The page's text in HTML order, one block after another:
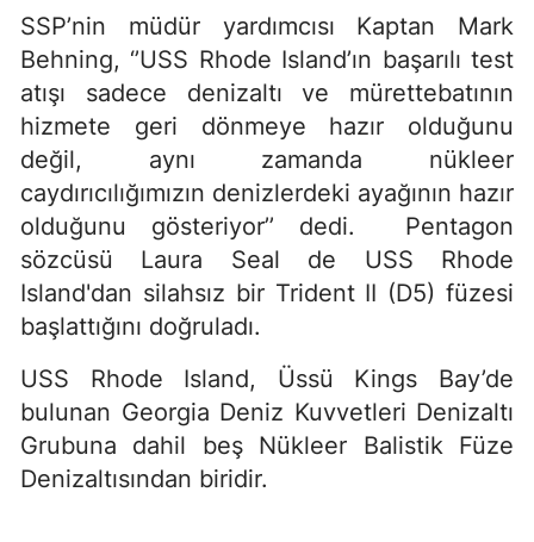
SSP’nin müdür yardımcısı Kaptan Mark
Behning, ‘’USS Rhode Island’ın başarılı test
atışı sadece denizaltı ve mürettebatının
hizmete geri dönmeye hazır olduğunu
değil, aynı zamanda nükleer
caydırıcılığımızın denizlerdeki ayağının hazır
olduğunu gösteriyor’’ dedi. Pentagon
sözcüsü Laura Seal de USS Rhode
Island'dan silahsız bir Trident II (D5) füzesi
başlattığını doğruladı.
USS Rhode Island, Üssü Kings Bay’de
bulunan Georgia Deniz Kuvvetleri Denizaltı
Grubuna dahil beş Nükleer Balistik Füze
Denizaltısından biridir.